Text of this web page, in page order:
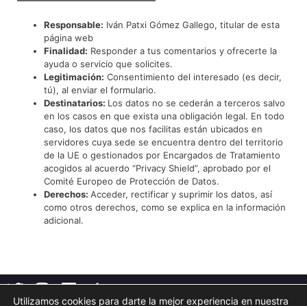
Responsable: Iván Patxi Gómez Gallego, titular de esta
página web
Finalidad: Responder a tus comentarios y ofrecerte la
ayuda o servicio que solicites.
Legitimación: Consentimiento del interesado (es decir,
tú), al enviar el formulario.
Destinatarios: Los datos no se cederán a terceros salvo
en los casos en que exista una obligación legal. En todo
caso, los datos que nos facilitas están ubicados en
servidores cuya sede se encuentra dentro del territorio
de la UE o gestionados por Encargados de Tratamiento
acogidos al acuerdo “Privacy Shield”, aprobado por el
Comité Europeo de Protección de Datos.
Derechos: Acceder, rectificar y suprimir los datos, así
como otros derechos, como se explica en la información
adicional.
Utilizamos cookies para darte la mejor experiencia en nuestra